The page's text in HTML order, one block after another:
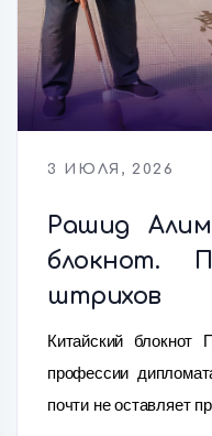
3 ИЮЛЯ, 2026
Рашид
блокнот.
штрихов
Китайский
профессии
почти не оставляет